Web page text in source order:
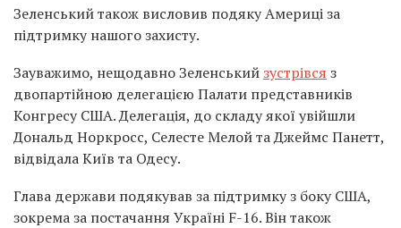
Зеленський також висловив подяку Америці за
підтримку нашого захисту.
Зауважимо, нещодавно Зеленськийзустрівся з
двопартійною делегацією Палати представників
Конгресу США. Делегація, до складу якої увійшли
Дональд Норкросс, Селесте Мелой та Джеймс Панетт,
відвідала Київ та Одесу.
Глава держави подякував за підтримку з боку США,
зокрема за постачання Україні F-16. Він також